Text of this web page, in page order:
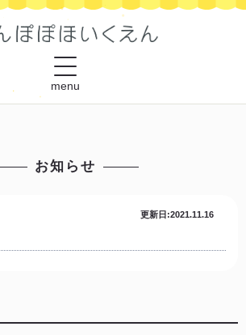
menu
お知らせ
更新日:2021.11.16